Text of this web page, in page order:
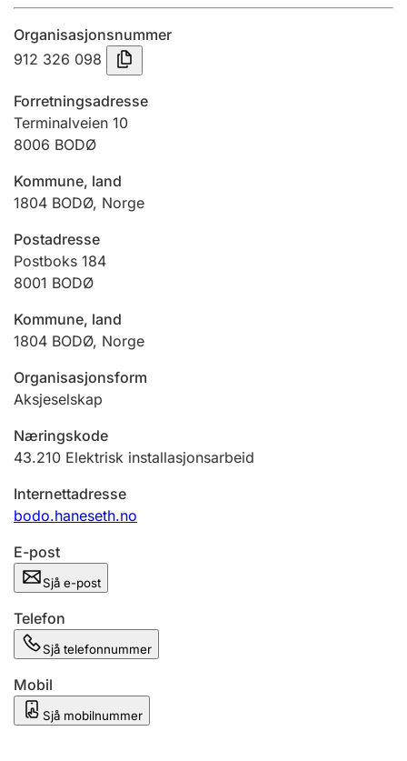
Innsending og forseinkingsgebyr
Tinglysing
Jeger
Ektepaktrettleiaren
Organisasjonsnummer
912 326 098
Forretningsadresse
Terminalveien 10
8006 BODØ
Kommune, land
1804 BODØ, Norge
Postadresse
Postboks 184
8001 BODØ
Kommune, land
1804 BODØ, Norge
Organisasjonsform
Aksjeselskap
Næringskode
43.210 Elektrisk installasjonsarbeid
Internettadresse
bodo.haneseth.no
E-post
Sjå e-post
Telefon
Sjå telefonnummer
Mobil
Sjå mobilnummer